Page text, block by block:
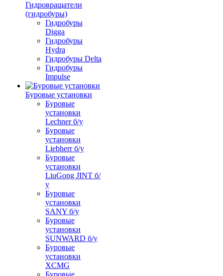
Гидровращатели
(гидробуры)
Гидробуры
Digga
Гидробуры
Hydra
Гидробуры Delta
Гидробуры
Impulse
Буровые установки
Буровые
установки
Lechner б/у
Буровые
установки
Liebherr б/у
Буровые
установки
LiuGong JINT б/
у
Буровые
установки
SANY б/у
Буровые
установки
SUNWARD б/у
Буровые
установки
XCMG
Буровые